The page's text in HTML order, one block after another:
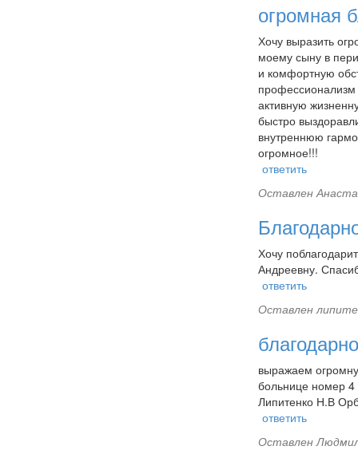
огромная
Хочу выразить
моему сыну в
и комфортную
активную
быстро
внутреннюю
огромное!!!
ответить
Оставлен
Хочу
Андреевну.
ответить
Оставлен
выражаем
больнице номер
Липитенко Н.В
ответить
Оставлен